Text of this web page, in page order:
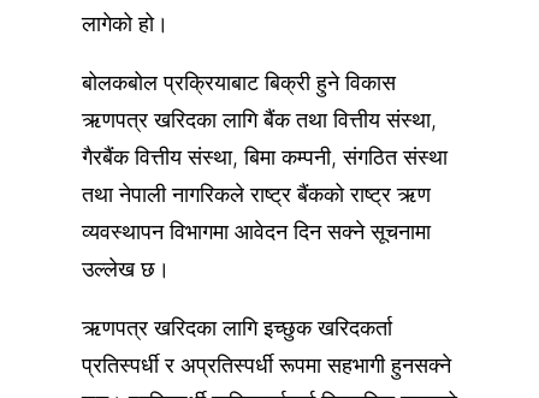
लागेको हो।
बोलकबोल प्रक्रियाबाट बिक्री हुने विकास
ऋणपत्र खरिदका लागि बैंक तथा वित्तीय संस्था,
गैरबैंक वित्तीय संस्था, बिमा कम्पनी, संगठित संस्था
तथा नेपाली नागरिकले राष्ट्र बैंकको राष्ट्र ऋण
व्यवस्थापन विभागमा आवेदन दिन सक्ने सूचनामा
उल्लेख छ।
ऋणपत्र खरिदका लागि इच्छुक खरिदकर्ता
प्रतिस्पर्धी र अप्रतिस्पर्धी रूपमा सहभागी हुनसक्ने